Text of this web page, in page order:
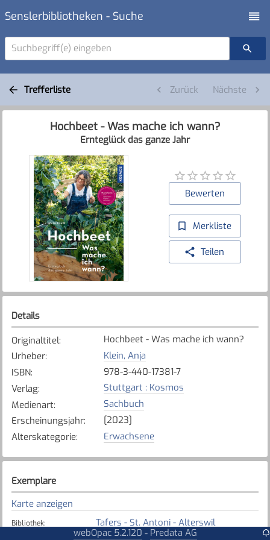
Senslerbibliotheken - Suche
Suchbegriff(e) eingeben
Trefferliste Zurück Nächste
Hochbeet - Was mache ich wann?
Ernteglück das ganze Jahr
Bewerten
Merkliste
Teilen
Details
Originaltitel:
Hochbeet - Was mache ich wann?
Urheber:
Klein, Anja
ISBN:
978-3-440-17381-7
Verlag:
Stuttgart : Kosmos
Medienart:
Sachbuch
Erscheinungsjahr:
[2023]
Alterskategorie: Erwachsene
Exemplare
Karte anzeigen
Bibliothek: Tafers - St. Antoni - Alterswil
Verfügbar
webOpac 5.2.120 - Predata AG